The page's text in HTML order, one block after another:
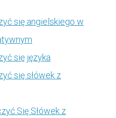
się angielskiego w
się języka
się słówek z
Się Słówek z